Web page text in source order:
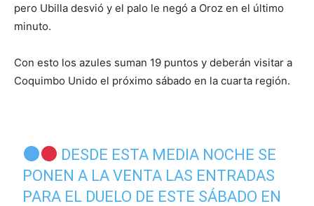
pero Ubilla desvió y el palo le negó a Oroz en el último
minuto.
Con esto los azules suman 19 puntos y deberán visitar a
Coquimbo Unido el próximo sábado en la cuarta región.
DESDE ESTA MEDIA NOCHE SE
PONEN A LA VENTA LAS ENTRADAS
PARA EL DUELO DE ESTE SÁBADO EN